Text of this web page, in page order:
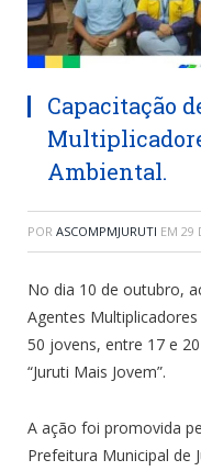
Capacitação
Ambiental.
POR ASCOMPMJURUTI EM 29
No dia 10 de outubro,
Agentes
50 jovens, entre 17 e
“Juruti Mais Jovem”.
A ação foi promovida
Prefeitura Municipal de